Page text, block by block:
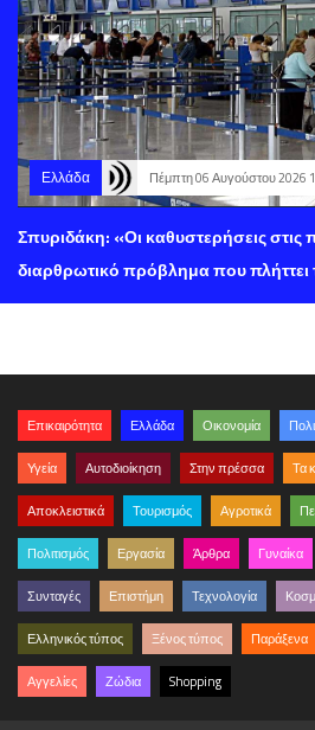
Ελλάδα Πέμπτη 06 Αυγούστου 2026
Σπυριδάκη: «Οι καθυστερήσεις στις
διαρθρωτικό πρόβλημα που πλήττει
Επικαιρότητα Ελλάδα Οικονομία
Υγεία Αυτοδιοίκηση Στην πρέσσα Τα
Αποκλειστικά Τουρισμός Αγροτικά
Πολιτισμός Εργασία Άρθρα Γυναίκα
Συνταγές Επιστήμη Τεχνολογία
Ελληνικός τύπος Ξένος τύπος Παράξενα
Αγγελίες Ζώδια Shopping